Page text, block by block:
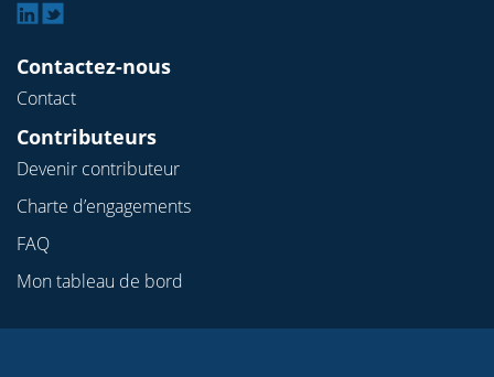
Linkedin
Contactez-nous
Contact
Contributeurs
Devenir contributeur
Charte d’engagements
FAQ
Mon tableau de bord